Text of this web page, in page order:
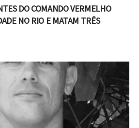
DO COMANDO VERMELHO
NO RIO E MATAM TRÊS